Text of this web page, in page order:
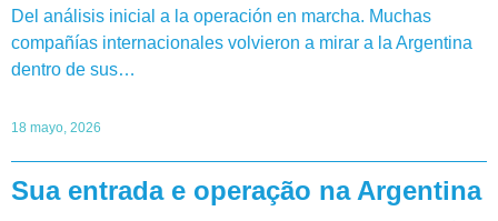
Del análisis inicial a la operación en marcha. Muchas
compañías internacionales volvieron a mirar a la Argentina
dentro de sus…
18 mayo, 2026
Sua entrada e operação na Argentina